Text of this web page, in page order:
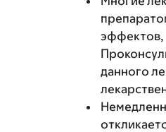
эффектов,
данного